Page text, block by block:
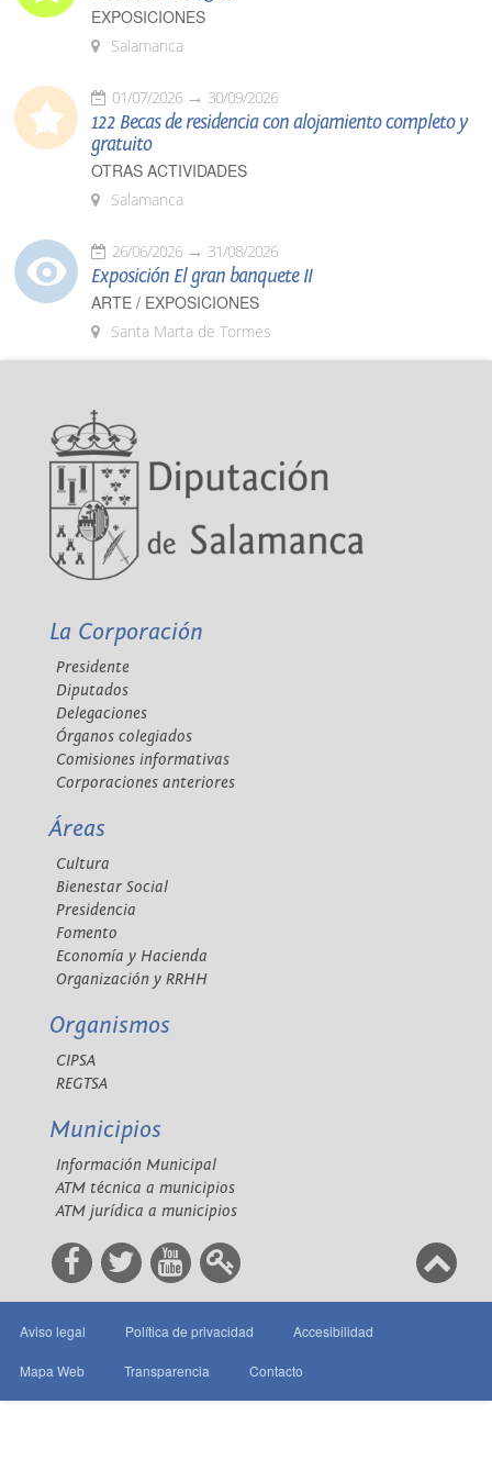
EXPOSICIONES
Salamanca
01/07/2026 30/09/2026
122 Becas de residencia con alojamiento completo y
gratuito
OTRAS ACTIVIDADES
Salamanca
26/06/2026 31/08/2026
Exposición El gran banquete II
ARTE / EXPOSICIONES
Santa Marta de Tormes
La Corporación
Presidente
Diputados
Delegaciones
Órganos colegiados
Comisiones informativas
Corporaciones anteriores
Áreas
Cultura
Bienestar Social
Presidencia
Fomento
Economía y Hacienda
Organización y RRHH
Organismos
CIPSA
REGTSA
Municipios
Información Municipal
ATM técnica a municipios
ATM jurídica a municipios
Aviso legal Política de privacidad Accesibilidad
Mapa Web Transparencia Contacto